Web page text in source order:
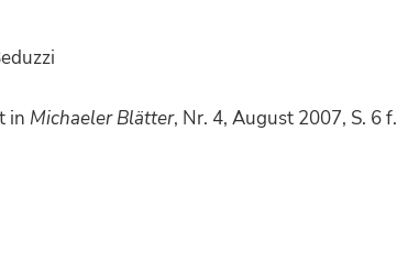
in Michaeler Blätter, Nr. 4, August 2007, S. 6 f.